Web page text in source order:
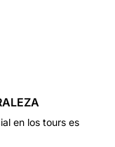
en los tours es